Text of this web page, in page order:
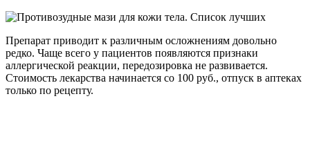
Препарат приводит к различным осложнениям довольно
редко. Чаще всего у пациентов появляются признаки
аллергической реакции, передозировка не развивается.
Стоимость лекарства начинается со 100 руб., отпуск в аптеках
только по рецепту.